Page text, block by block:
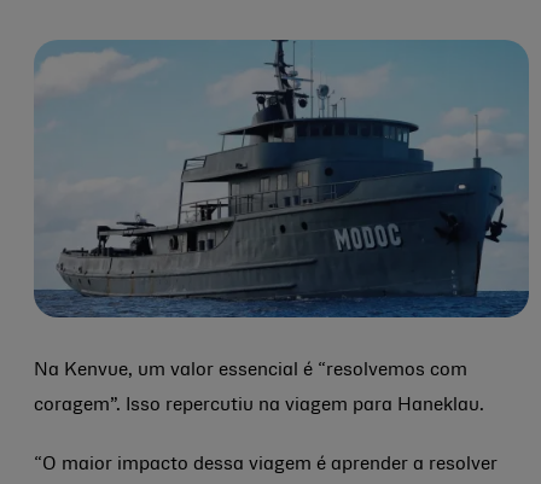
Na Kenvue, um valor essencial é “resolvemos com
coragem”. Isso repercutiu na viagem para Haneklau.
“O maior impacto dessa viagem é aprender a resolver